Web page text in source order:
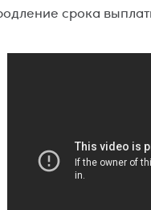
срока